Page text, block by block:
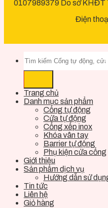
0107989379 Do sở KHĐT
Điện
Trang chủ
Danh mục sản phẩm
Cổng tự động
Cửa tự động
Cổng xếp inox
Khóa vân tay
Barrier tự động
Phụ kiện cửa cổng
Giới thiệu
Sản phẩm dịch vụ
Hướng dẫn sử
Tin tức
Liên hệ
Giỏ hàng